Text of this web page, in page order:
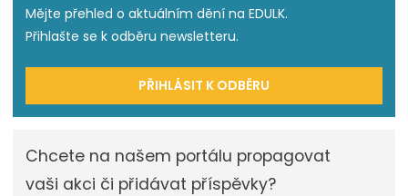
Mějte přehled o aktuálním dění na EDULK.
Přihlašte se k odběru newsletteru.
PŘIHLÁSIT K ODBĚRU
Chcete na našem portálu propagovat
vaši akci či přidávat příspěvky?